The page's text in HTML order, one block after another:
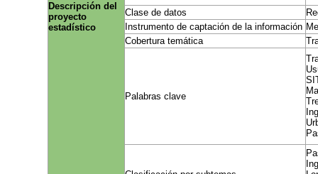
Descripción del
proyecto
estadístico
Clase de datos
Instrumento de captación de la información
Cobertura temática
Palabras clave